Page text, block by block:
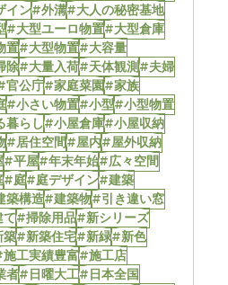
イン#外溝#大人の秘密基地
#大型ユーロ物置#大型倉庫
置#大型物置#大容量
除#大量入荷#天体観測#夫婦
官公庁#家庭菜園#家族
#小さい物置#小型#小型物置
暮らし#小屋倉庫#小屋収納
#居住空間#屋内#屋外収納
#平屋#年末年始#広々空間
#庭#庭デザイン#建築
築構造#建築物#引き違い窓
#掃除用品#新シリーズ
#新築住宅#新緑#新色
工実績豊富#施工店
者#日曜大工#日本全国